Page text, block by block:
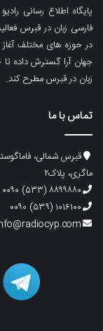
پایگاه اطلاع رسانی
جهان آرا گسترش داده
زبان در قبرس مطرح کند.
تماس با ما
ماگری، پلاک۲
۸۸۹۹۸۸۰ (۵۳۳) ۰۰۹۰
۱۰۱۶۱۰۰ (۵۳۹) ۰۰۹۰